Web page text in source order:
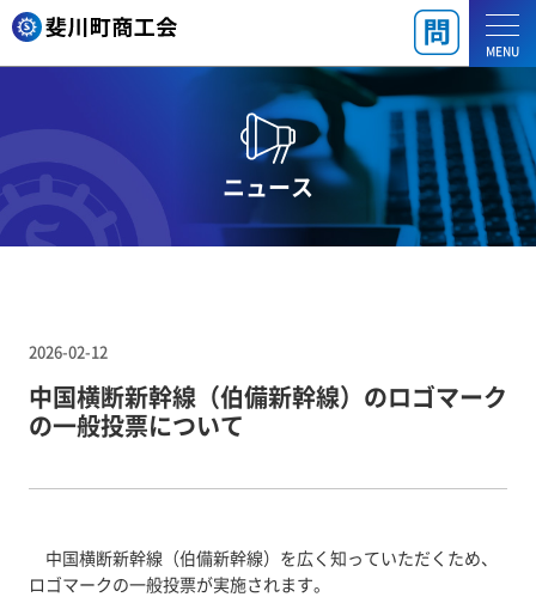
MENU
ニュース
2026-02-12
中国横断新幹線（伯備新幹線）のロゴマーク
の一般投票について
中国横断新幹線（伯備新幹線）を広く知っていただくため、
ロゴマークの一般投票が実施されます。